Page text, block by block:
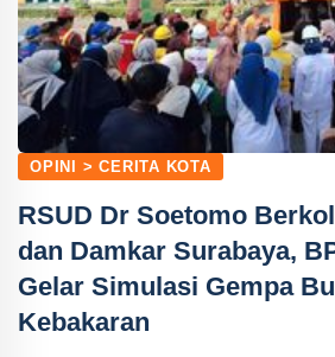
OPINI > CERITA KOTA
RSUD Dr Soetomo
dan Damkar Surabaya,
Gelar Simulasi Gempa
Kebakaran